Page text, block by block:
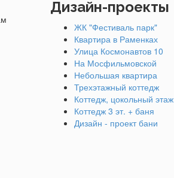
Дизайн-проекты
ЖК "Фестиваль парк"
Квартира в Раменках
Улица Космонавтов 10
На Мосфильмовской
Небольшая квартира
Трехэтажный коттедж
Коттедж, цокольный этаж
Коттедж 3 эт. + баня
Дизайн - проект бани